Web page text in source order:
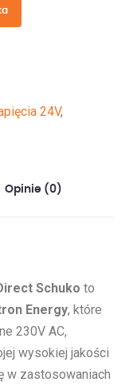
24V,
Opinie (0)
Schuko to
Energy, które
230V AC,
wysokiej jakości
w zastosowaniach